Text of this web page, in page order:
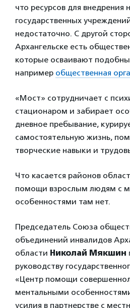
что ресурсов для внедрения
государственных
недостаточно. С другой
Архангельске есть
которые осваивают
например общественная
«Мост» сотрудничает с
стационаром и забирает
дневное пребывание,
самостоятельную жизнь,
творческие навыки и
Что касается районов
помощи взрослым людям с
особенностями там нет.
Председатель Союза
объединений инвалидов
области Николай Мякшин
руководству
«Центр помощи
ментальными
усилия в партнерстве с